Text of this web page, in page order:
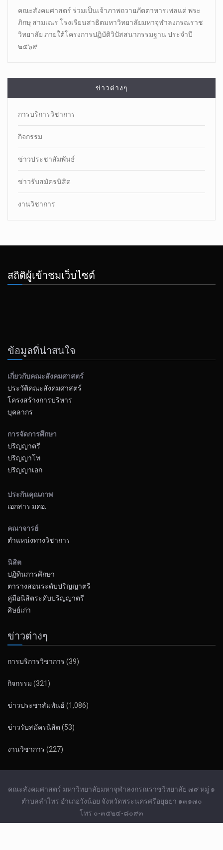
คณะสังคมศาสตร์ ร่วมเป็นเจ้าภาพถวายภัตตาหารเพลแด่ พระ
ภิกษุ สามเณร โรงเรียนสาธิตมหาวิทยาลัยมหาจุฬาลงกรณราช
วิทยาลัย ภายใต้โครงการปฏิบัติวิปัสสนากรรมฐาน ประจำปี
๒๕๖๙
ข่าวต่างๆ
การบริการวิชาการ
กิจกรรม
ข่าวประชาสัมพันธ์
ข่าวรับสมัครนิสิต
งานวิชาการ
สถิติผู้เข้าชมเว็บไซต์
ข้อมูลที่น่าสนใจ
เกี่ยวกับคณะสังคมศาสตร์
ประวัติคณะสังคมศาสตร์
โครงสร้างการบริหาร
บุคลากร
การจัดการศึกษา
ปริญญาตรี
ปริญญาโท
ปริญญาเอก
ประกันคุณภาพ
เอกสาร มคอ.
คณาจารย์
ตำแหน่งทางวิชาการ
นิสิต
ปฏิทินการศึกษา
ตารางสอนระดับปริญญาตรี
คู่มือนิสิตระดับปริญญาตรี
ศิษย์เก่า
ข่าวต่างๆ
การบริการวิชาการ (39)
กิจกรรม (321)
ข่าวประชาสัมพันธ์ (1,086)
ข่าวรับสมัครนิสิต (53)
งานวิชาการ (227)
คณะสังคมศาสตร์ มหาวิทยาลัยมหาจุฬาลงกรณราชวิทยาลัย ๗๙ หมู่ ๑
ตำบลลำไทร อำเภอวังน้อย จังหวัดพระนครศรีอยุธยา ๑๓๑๗๐
โทร ๐-๓๕๒๔-๘๐๙๓